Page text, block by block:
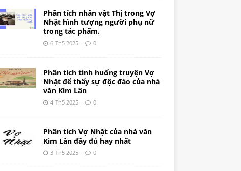
Phân tích nhân vật Thị trong Vợ
Nhặt hình tượng người phụ nữ
trong tác phẩm.
6 Th5 2025 0
Phân tích tình huống truyện Vợ
Nhặt để thấy sự độc đáo của nhà
văn Kim Lân
4 Th5 2025 0
Phân tích Vợ Nhặt của nhà văn
Kim Lân đầy đủ hay nhất
3 Th5 2025 0